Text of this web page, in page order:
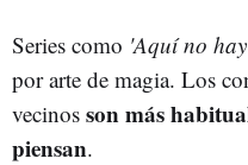
Series como 'Aquí no
por arte de magia. Los
vecinos son más
piensan.